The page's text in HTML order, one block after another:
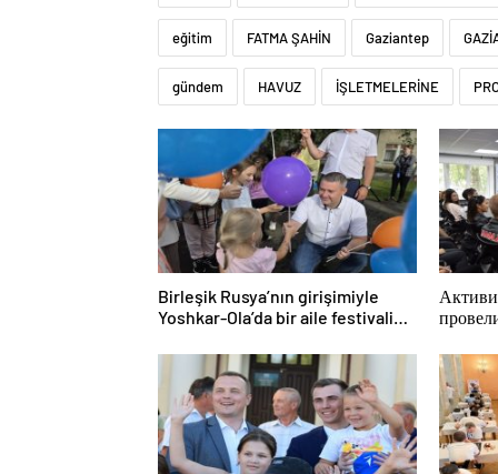
eğitim FATMA ŞAHİN Gaziantep
gündem HAVUZ İŞLETMELERİNE
Birleşik Rusya’nın girişimiyle
Yoshkar-Ola’da bir aile festivali
для